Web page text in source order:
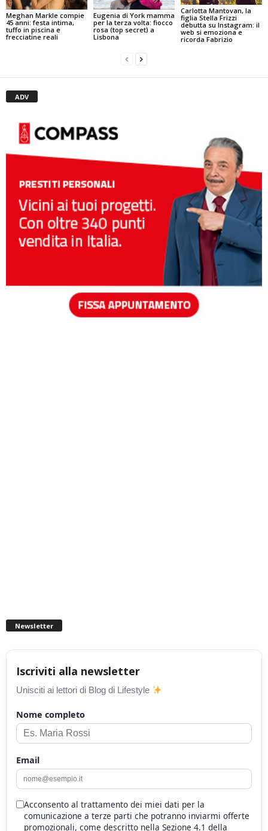
Meghan Markle compie
45 anni: festa intima,
tuffo in piscina e
frecciatine reali
Eugenia di York mamma
per la terza volta: fiocco
rosa (top secret) a
Lisbona
Carlotta Mantovan, la
figlia Stella Frizzi
debutta su Instagram: il
web si emoziona e
ricorda Fabrizio
ADV
Newsletter
Iscriviti alla newsletter
Unisciti ai lettori di Blog di Lifestyle
Nome completo
Email
Acconsento al trattamento dei miei dati per la
comunicazione a terze parti che potranno inviarmi offerte
promozionali, come descritto nella Sezione 4.1 della